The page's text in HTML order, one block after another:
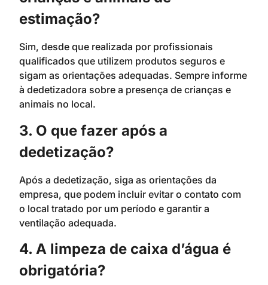
estimação?
Sim, desde que realizada por profissionais
qualificados que utilizem produtos seguros e
sigam as orientações adequadas. Sempre informe
à dedetizadora sobre a presença de crianças e
animais no local.
3. O que fazer após a
dedetização?
Após a dedetização, siga as orientações da
empresa, que podem incluir evitar o contato com
o local tratado por um período e garantir a
ventilação adequada.
4. A limpeza de caixa d’água é
obrigatória?